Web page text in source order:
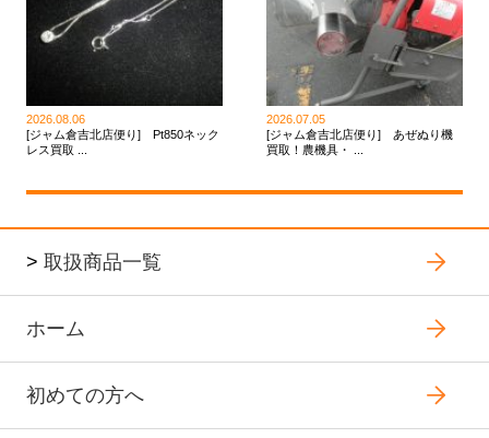
2026.08.06
[ジャム倉吉北店便り] Pt850ネック
レス買取 ...
2026.07.05
[ジャム倉吉北店便り] あぜぬり機
買取！農機具・ ...
> 取扱商品一覧
ホーム
初めての方へ